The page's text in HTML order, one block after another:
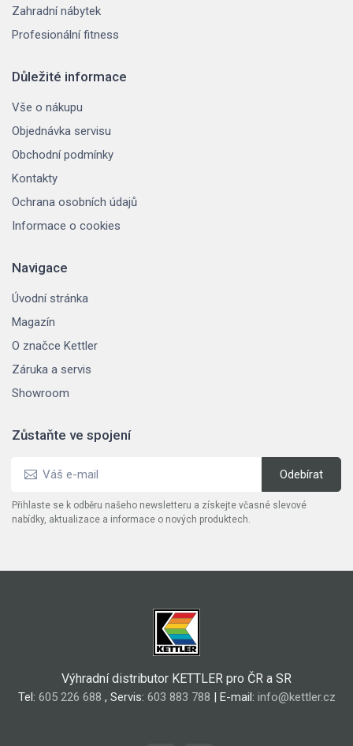
Zahradní nábytek
Profesionální fitness
Důležité informace
Vše o nákupu
Objednávka servisu
Obchodní podmínky
Kontakty
Ochrana osobních údajů
Informace o cookies
Navigace
Úvodní stránka
Magazín
O značce Kettler
Záruka a servis
Showroom
Zůstaňte ve spojení
Přihlaste se k odběru našeho newsletteru a získejte včasné slevové
nabídky, aktualizace a informace o nových produktech.
Výhradní distributor KETTLER pro ČR a SR
Tel: 605 226 688 , Servis: 603 883 788 | E-mail: info@kettler.cz